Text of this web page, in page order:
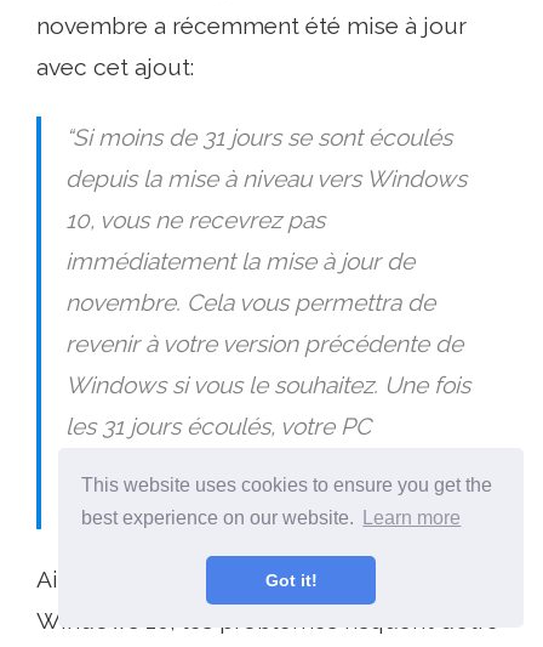
This website uses cookies to ensure you get the
best experience on our website.
Learn more
Got it!
novembre a récemment été mise à jour
avec cet ajout:
“Si moins de 31 jours se sont écoulés
depuis la mise à niveau vers Windows
10, vous ne recevrez pas
immédiatement la mise à jour de
novembre. Cela vous permettra de
revenir à votre version précédente de
Windows si vous le souhaitez. Une fois
les 31 jours écoulés, votre PC
à jour de novembre..”
Ainsi, si vous venez tout juste d’installer
Windows 10, les problèmes risquent d’être